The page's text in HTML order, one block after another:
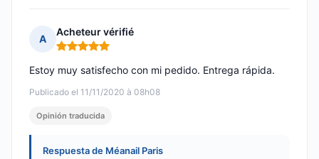
A
Acheteur vérifié
Nota: 5 de 5
Publicado el 11/11/2020 à 08h08
Estoy muy satisfecho con mi pedido. Entrega rápida.
Opinión traducida
Respuesta de Méanail Paris